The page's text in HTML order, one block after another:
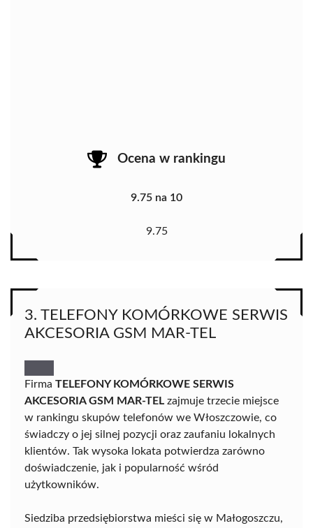
Ocena w rankingu
9.75 na 10
9.75
3. TELEFONY KOMÓRKOWE SERWIS
AKCESORIA GSM MAR-TEL
Firma TELEFONY KOMÓRKOWE SERWIS
AKCESORIA GSM MAR-TEL zajmuje trzecie miejsce
w rankingu skupów telefonów we Włoszczowie, co
świadczy o jej silnej pozycji oraz zaufaniu lokalnych
klientów. Tak wysoka lokata potwierdza zarówno
doświadczenie, jak i popularność wśród
użytkowników.
Siedziba przedsiębiorstwa mieści się w Małogoszczu,